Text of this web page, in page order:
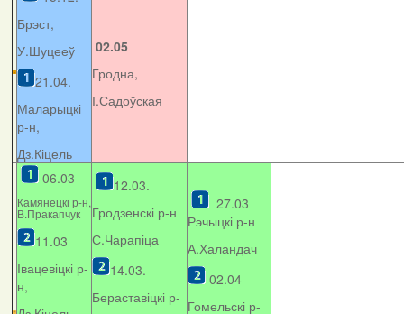
Брэст,
У.Шуцееў
21.04.
Маларыцкі
р-н,
Дз.Кіцель
02.05
Гродна,
І.Садоўская
06.03
Камянецкі р-н,
В.Пракапчук
11.03
Івацевіцкі р-
н,
12.03.
Гродзенскі р-н
С.Чарапіца
14.03.
Бераставіцкі р-
27.03
Рэчыцкі р-н
А.Халандач
02.04
Гомельскі р-